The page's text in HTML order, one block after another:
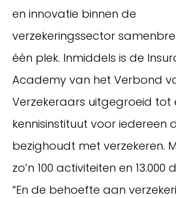
en innovatie binnen de
verzekeringssector
één plek. Inmiddels is de
Academy van het Verbond
Verzekeraars uitgegroeid tot
kennisinstituut voor iedereen
bezighoudt met verzekeren.
zo’n 100 activiteiten en 13.000
“En de behoefte aan